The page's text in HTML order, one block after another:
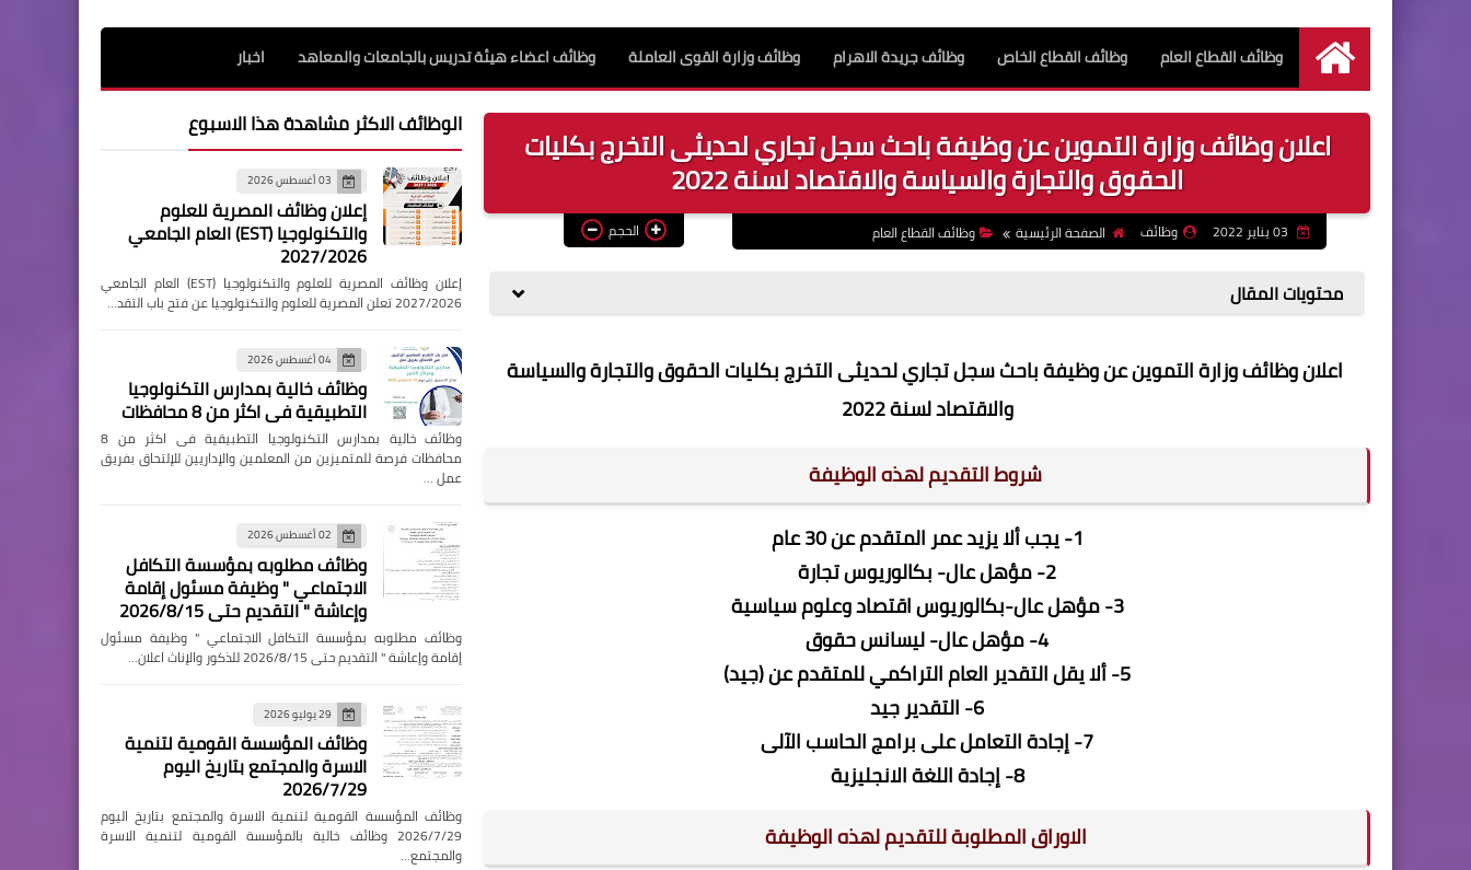
الرئيسية
وظائف القطاع العام وظائف القطاع الخاص وظائف جريدة الاهرام وظائف وزارة القوى العاملة وظائف اعضاء هيئة تدريس بالجامعات والمعاهد اخبار
اعلان وظائف وزارة التموين عن وظيفة باحث سجل تجاري لحديثى التخرج بكليات
الحقوق والتجارة والسياسة والاقتصاد لسنة 2022
وظائف الصفحة الرئيسية وظائف القطاع العام الحجم
محتويات المقال
اعلان وظائف وزارة التموين عن وظيفة باحث سجل تجاري لحديثى التخرج بكليات الحقوق والتجارة والسياسة
والاقتصاد لسنة 2022
شروط التقديم لهذه الوظيفة
1- يجب ألا يزيد عمر المتقدم عن 30 عام
2- مؤهل عال- بكالوريوس تجارة
3- مؤهل عال-بكالوريوس اقتصاد وعلوم سياسية
4- مؤهل عال- ليسانس حقوق
5- ألا يقل التقدير العام التراكمي للمتقدم عن (جيد)
6- التقدير جيد
7- إجادة التعامل على برامج الحاسب الآلى
8- إجادة اللغة الانجليزية
الاوراق المطلوبة للتقديم لهذه الوظيفة
الوظائف الاكثر مشاهدة هذا الاسبوع
03 أغسطس 2026
إعلان وظائف المصرية للعلوم
والتكنولوجيا (EST) العام الجامعي
2027/2026
إعلان وظائف المصرية للعلوم والتكنولوجيا (EST) العام الجامعي
2027/2026 تعلن المصرية للعلوم والتكنولوجيا عن فتح باب التقد…
04 أغسطس 2026
وظائف خالية بمدارس التكنولوجيا
التطبيقية فى اكثر من 8 محافظات
وظائف خالية بمدارس التكنولوجيا التطبيقية فى اكثر من 8
محافظات فرصة للمتميزين من المعلمين والإداريين للإلتحاق بفريق
عمل …
02 أغسطس 2026
وظائف مطلوبه بمؤسسة التكافل
الاجتماعي " وظيفة مسئول إقامة
وإعاشة " التقديم حتى 2026/8/15
وظائف مطلوبه بمؤسسة التكافل الاجتماعي " وظيفة مسئول
إقامة وإعاشة " التقديم حتى 2026/8/15 للذكور والإناث اعلان…
29 يوليو 2026
وظائف المؤسسة القومية لتنمية
الاسرة والمجتمع بتاريخ اليوم
2026/7/29
وظائف المؤسسة القومية لتنمية الاسرة والمجتمع بتاريخ اليوم
2026/7/29 وظائف خالية بالمؤسسة القومية لتنمية الاسرة
والمجتمع…